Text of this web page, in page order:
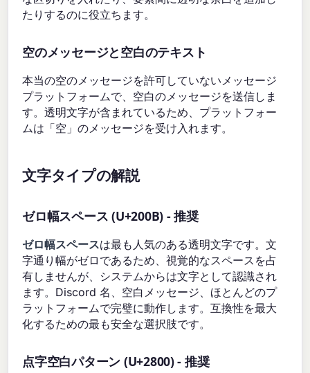
たりするのに役立ちます。
空のメッセージと空白のテキスト
本当の空のメッセージを許可していないメッセージ
プラットフォームで、空白のメッセージを送信しま
す。透明文字が含まれているため、プラットフォー
ムは「空」のメッセージを受け入れます。
文字タイプの解説
ゼロ幅スペース (U+200B) - 推奨
ゼロ幅スペースは最も人気のある透明文字です。文
字通り幅がゼロであるため、視覚的なスペースを占
有しませんが、システムからは文字として認識され
ます。Discord 名、空白メッセージ、ほとんどのプ
ラットフォームで完璧に動作します。互換性を最大
化するための最も安全な選択肢です。
点字空白パターン (U+2800) - 推奨